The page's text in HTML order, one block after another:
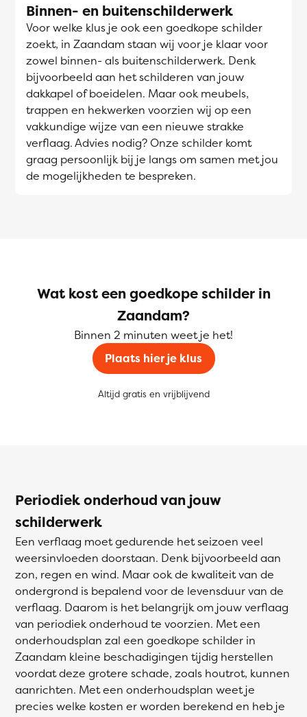
Binnen- en buitenschilderwerk
Voor welke klus je ook een goedkope schilder
zoekt, in Zaandam staan wij voor je klaar voor
zowel binnen- als buitenschilderwerk. Denk
bijvoorbeeld aan het schilderen van jouw
dakkapel of boeidelen. Maar ook meubels,
trappen en hekwerken voorzien wij op een
vakkundige wijze van een nieuwe strakke
verflaag. Advies nodig? Onze schilder komt
graag persoonlijk bij je langs om samen met jou
de mogelijkheden te bespreken.
Wat kost een goedkope schilder in
Zaandam?
Binnen 2 minuten weet je het!
Plaats hier je klus
Altijd gratis en vrijblijvend
Periodiek onderhoud van jouw
schilderwerk
Een verflaag moet gedurende het seizoen veel
weersinvloeden doorstaan. Denk bijvoorbeeld aan
zon, regen en wind. Maar ook de kwaliteit van de
ondergrond is bepalend voor de levensduur van de
verflaag. Daarom is het belangrijk om jouw verflaag
van periodiek onderhoud te voorzien. Met een
onderhoudsplan zal een goedkope schilder in
Zaandam kleine beschadigingen tijdig herstellen
voordat deze grotere schade, zoals houtrot, kunnen
aanrichten. Met een onderhoudsplan weet je
precies welke kosten er worden berekend en heb je